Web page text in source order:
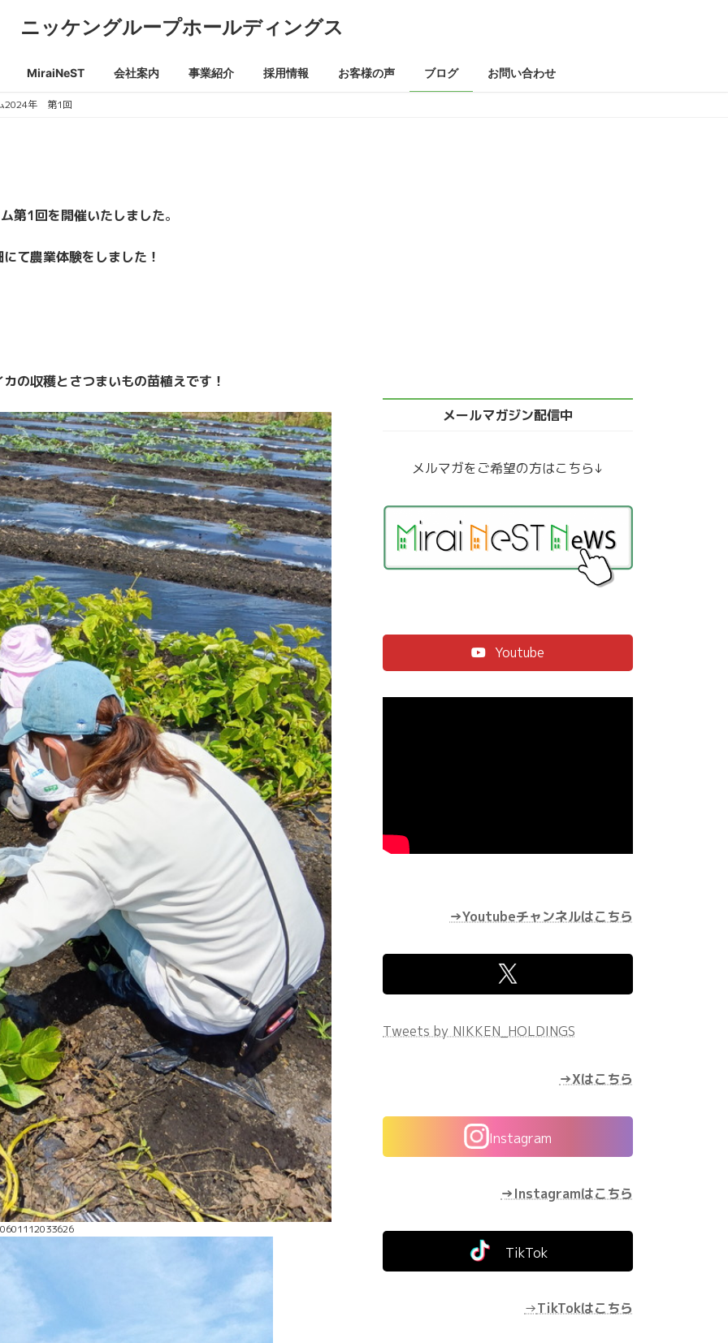
ニッケングループホールディングス
MiraiNeST 会社案内 事業紹介 採用情報 お客様の声 ブログ お問い合わせ
2024年 第1回
第1回を開催いたしました。
て農業体験をしました！
の収穫とさつまいもの苗植えです！
メールマガジン配信中
メルマガをご希望の方はこちら↓
Youtube
→Youtubeチャンネルはこちら
Tweets by NIKKEN_HOLDINGS
→Xはこちら
Instagram
→Instagramはこちら
TikTok
→TikTokはこちら